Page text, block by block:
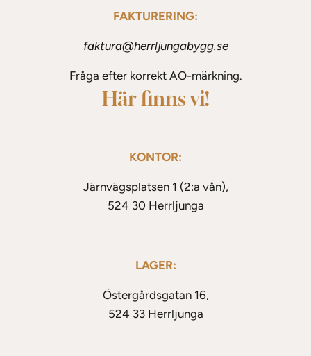
FAKTURERING:
faktura@herrljungabygg.se
Fråga efter korrekt AO-märkning.
Här finns vi!
KONTOR:
Järnvägsplatsen 1 (2:a vån),
524 30 Herrljunga
LAGER:
Östergårdsgatan 16,
524 33 Herrljunga